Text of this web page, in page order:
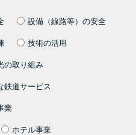
設備（線路等）の安全
技術の活用
の取り組み
鉄道サービス
業
ホテル事業